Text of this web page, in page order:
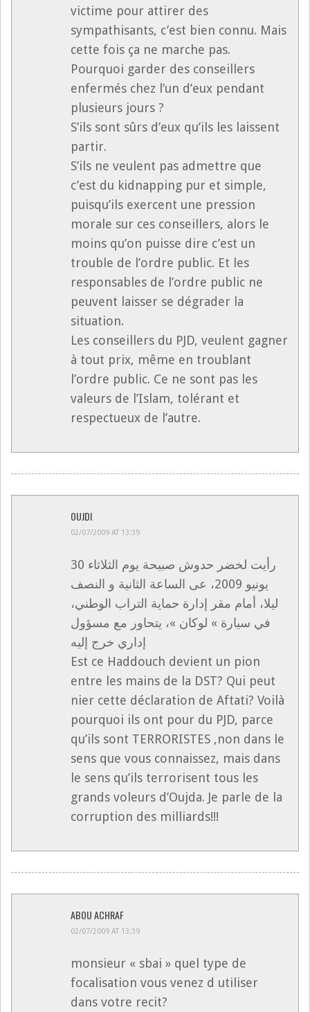
victime pour attirer des
sympathisants, c’est bien connu. Mais
cette fois ça ne marche pas.
Pourquoi garder des conseillers
enfermés chez l’un d’eux pendant
plusieurs jours ?
S’ils sont sûrs d’eux qu’ils les laissent
partir.
S’ils ne veulent pas admettre que
c’est du kidnapping pur et simple,
puisqu’ils exercent une pression
morale sur ces conseillers, alors le
moins qu’on puisse dire c’est un
trouble de l’ordre public. Et les
responsables de l’ordre public ne
peuvent laisser se dégrader la
situation.
Les conseillers du PJD, veulent gagner
à tout prix, même en troublant
l’ordre public. Ce ne sont pas les
valeurs de l’Islam, tolérant et
respectueux de l’autre.
OUJDI
02/07/2009 AT 13:39
رأيت لخضر حدوش صبيحة يوم الثلاثاء 30
يونيو 2009، عى الساعة الثانية و النصف
ليلا، أمام مقر إدارة حماية التراب الوطني،
في سيارة » لوكان »، يتحاور مع مسؤول
إداري خرج إليه
Est ce Haddouch devient un pion
entre les mains de la DST? Qui peut
nier cette déclaration de Aftati? Voilà
pourquoi ils ont pour du PJD, parce
qu’ils sont TERRORISTES ,non dans le
sens que vous connaissez, mais dans
le sens qu’ils terrorisent tous les
grands voleurs d’Oujda. Je parle de la
corruption des milliards!!!
ABOU ACHRAF
02/07/2009 AT 13:39
monsieur « sbai » quel type de
focalisation vous venez d utiliser
dans votre recit?